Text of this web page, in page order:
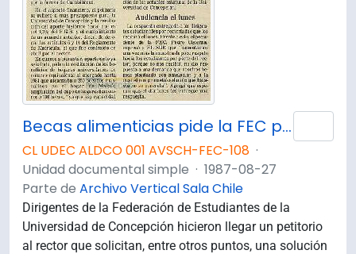
Becas alimenticias pide la FEC para 500 alumnos
CL UDEC ALDCO 001 AVSCH-FEC-108 ·
Unidad documental simple · 1987-08-27
Parte de Archivo Vertical Sala Chile
Dirigentes de la Federación de Estudiantes de la
Universidad de Concepción hicieron llegar un petitorio
al rector que solicitan, entre otros puntos, una solución